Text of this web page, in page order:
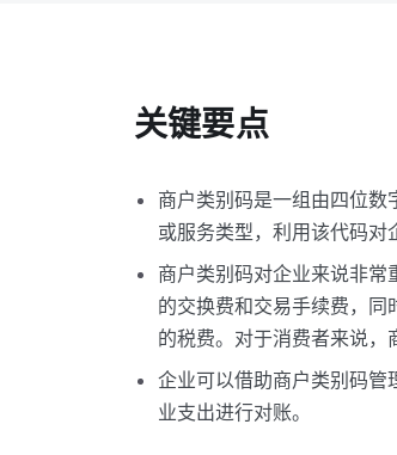
关键要点
商户类别码是一组由四位
或服务类型，利用该代码对
商户类别码对企业来说非
的交换费和交易手续费，
的税费。对于消费者来说，
企业可以借助商户类别码管
业支出进行对账。